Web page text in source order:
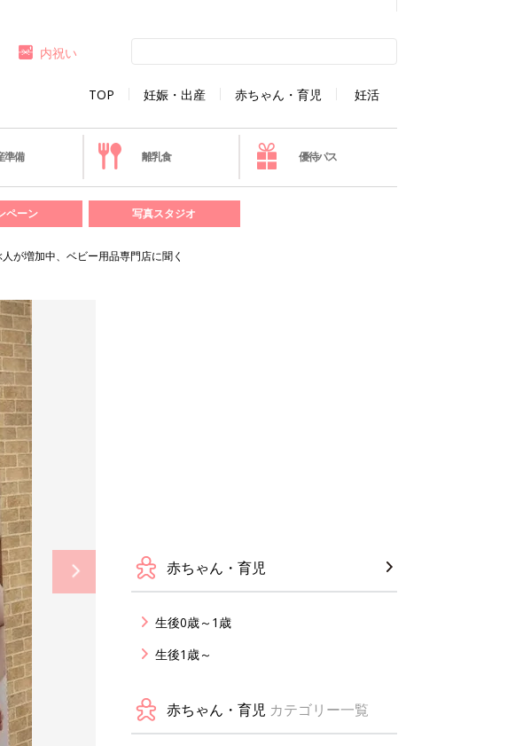
TOP 妊娠・出産 赤ちゃん・育児 妊活
内祝い
準備 離乳食 優待パス
ペーン 写真スタジオ
が増加中、ベビー用品専門店に聞く
赤ちゃん・育児
生後0歳～1歳
生後1歳～
赤ちゃん・育児 カテゴリー一覧